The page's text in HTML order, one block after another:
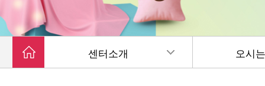
센터소개 오시